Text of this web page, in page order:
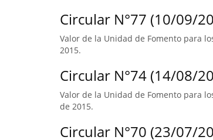
Circular N°77 (10/09/
Valor de la Unidad de Fomento para
2015.
Circular N°74 (14/08/
Valor de la Unidad de Fomento para
de 2015.
Circular N°70 (23/07/